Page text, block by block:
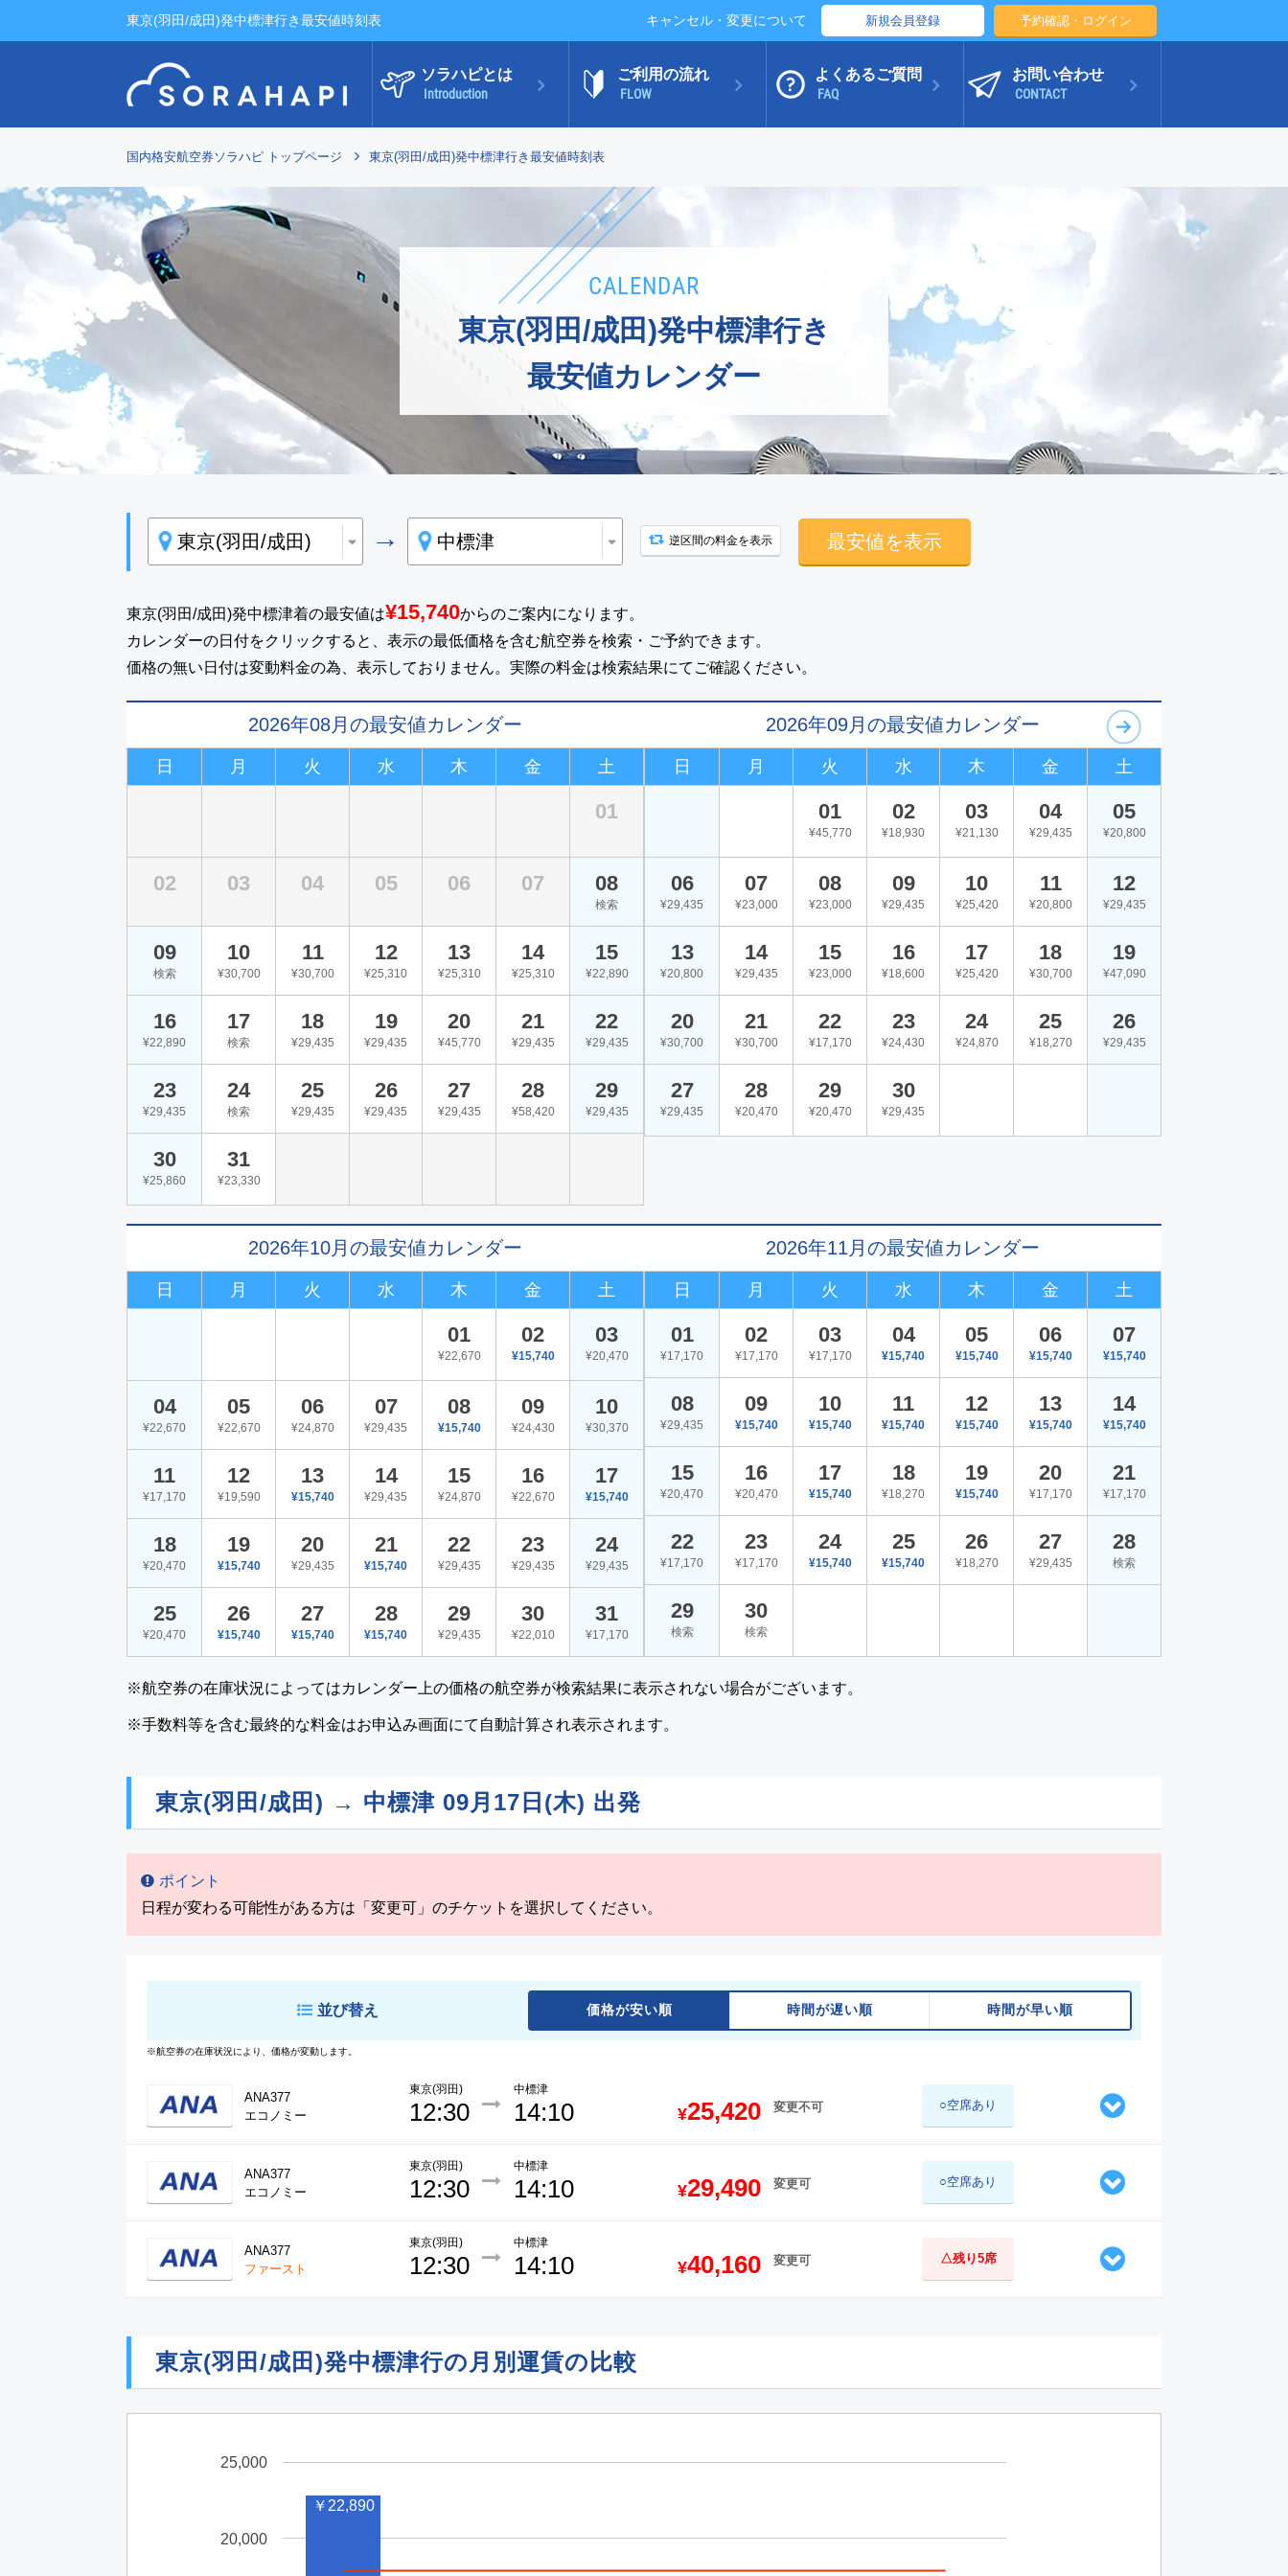
東京(羽田/成田)発中標津行き最安値時刻表 キャンセル・変更について 新規会員登録 予約確認・ログイン
ソラハピとは
Introduction
ご利用の流れ
FLOW
よくあるご質問
FAQ
お問い合わせ
CONTACT
国内格安航空券ソラハピ トップページ 東京(羽田/成田)発中標津行き最安値時刻表
CALENDAR
東京(羽田/成田)発中標津行き
最安値カレンダー
→ 逆区間の料金を表示 最安値を表示
東京(羽田/成田)発中標津着の最安値は¥15,740からのご案内になります。
カレンダーの日付をクリックすると、表示の最低価格を含む航空券を検索・ご予約できます。
価格の無い日付は変動料金の為、表示しておりません。実際の料金は検索結果にてご確認ください。
2026年08月の最安値カレンダー
日 月 火 水 木 金 土
01
02 03 04 05 06 07 08
検索
09
検索
10
¥30,700
11
¥30,700
12
¥25,310
13
¥25,310
14
¥25,310
15
¥22,890
16
¥22,890
17
検索
18
¥29,435
19
¥29,435
20
¥45,770
21
¥29,435
22
¥29,435
23
¥29,435
24
検索
25
¥29,435
26
¥29,435
27
¥29,435
28
¥58,420
29
¥29,435
30
¥25,860
31
¥23,330
2026年09月の最安値カレンダー
日 月 火 水 木 金 土
01
¥45,770
02
¥18,930
03
¥21,130
04
¥29,435
05
¥20,800
06
¥29,435
07
¥23,000
08
¥23,000
09
¥29,435
10
¥25,420
11
¥20,800
12
¥29,435
13
¥20,800
14
¥29,435
15
¥23,000
16
¥18,600
17
¥25,420
18
¥30,700
19
¥47,090
20
¥30,700
21
¥30,700
22
¥17,170
23
¥24,430
24
¥24,870
25
¥18,270
26
¥29,435
27
¥29,435
28
¥20,470
29
¥20,470
30
¥29,435
2026年10月の最安値カレンダー
日 月 火 水 木 金 土
01
¥22,670
02
¥15,740
03
¥20,470
04
¥22,670
05
¥22,670
06
¥24,870
07
¥29,435
08
¥15,740
09
¥24,430
10
¥30,370
11
¥17,170
12
¥19,590
13
¥15,740
14
¥29,435
15
¥24,870
16
¥22,670
17
¥15,740
18
¥20,470
19
¥15,740
20
¥29,435
21
¥15,740
22
¥29,435
23
¥29,435
24
¥29,435
25
¥20,470
26
¥15,740
27
¥15,740
28
¥15,740
29
¥29,435
30
¥22,010
31
¥17,170
2026年11月の最安値カレンダー
日 月 火 水 木 金 土
01
¥17,170
02
¥17,170
03
¥17,170
04
¥15,740
05
¥15,740
06
¥15,740
07
¥15,740
08
¥29,435
09
¥15,740
10
¥15,740
11
¥15,740
12
¥15,740
13
¥15,740
14
¥15,740
15
¥20,470
16
¥20,470
17
¥15,740
18
¥18,270
19
¥15,740
20
¥17,170
21
¥17,170
22
¥17,170
23
¥17,170
24
¥15,740
25
¥15,740
26
¥18,270
27
¥29,435
28
検索
29
検索
30
検索
※航空券の在庫状況によってはカレンダー上の価格の航空券が検索結果に表示されない場合がございます。
※手数料等を含む最終的な料金はお申込み画面にて自動計算され表示されます。
東京(羽田/成田) → 中標津 09月17日(木) 出発
ポイント
日程が変わる可能性がある方は「変更可」のチケットを選択してください。
並び替え 価格が安い順 時間が遅い順 時間が早い順
※航空券の在庫状況により、価格が変動します。
ANA377
エコノミー
東京(羽田)
12:30
中標津
14:10 ¥25,420 変更不可 ○空席あり
ANA377
エコノミー
東京(羽田)
12:30
中標津
14:10 ¥29,490 変更可 ○空席あり
ANA377
ファースト
東京(羽田)
12:30
中標津
14:10 ¥40,160 変更可 △残り5席
東京(羽田/成田)発中標津行の月別運賃の比較
20,000
25,000
￥22,890